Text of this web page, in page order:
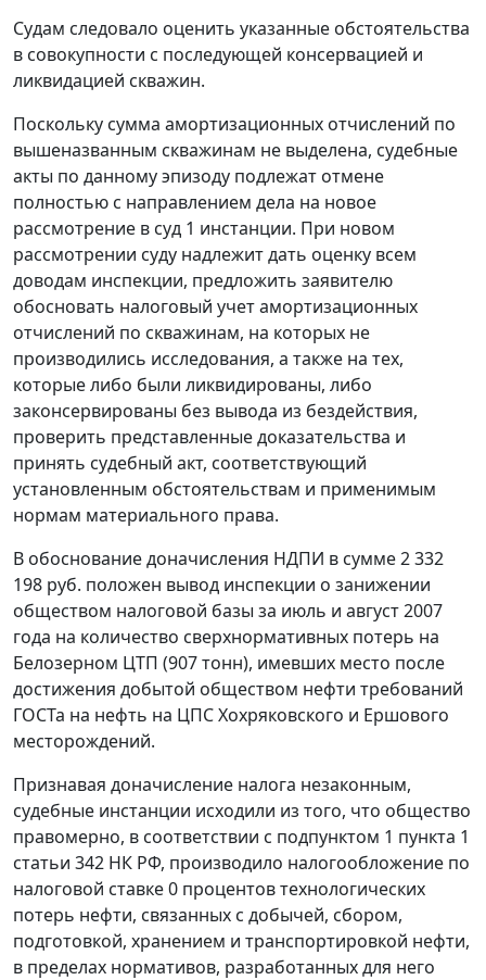
Судам следовало оценить указанные обстоятельства
в совокупности с последующей консервацией и
ликвидацией скважин.
Поскольку сумма амортизационных отчислений по
вышеназванным скважинам не выделена, судебные
акты по данному эпизоду подлежат отмене
полностью с направлением дела на новое
рассмотрение в суд 1 инстанции. При новом
рассмотрении суду надлежит дать оценку всем
доводам инспекции, предложить заявителю
обосновать налоговый учет амортизационных
отчислений по скважинам, на которых не
производились исследования, а также на тех,
которые либо были ликвидированы, либо
законсервированы без вывода из бездействия,
проверить представленные доказательства и
принять судебный акт, соответствующий
установленным обстоятельствам и применимым
нормам материального права.
В обоснование доначисления НДПИ в сумме 2 332
198 руб. положен вывод инспекции о занижении
обществом налоговой базы за июль и август 2007
года на количество сверхнормативных потерь на
Белозерном ЦТП (907 тонн), имевших место после
достижения добытой обществом нефти требований
ГОСТа на нефть на ЦПС Хохряковского и Ершового
месторождений.
Признавая доначисление налога незаконным,
судебные инстанции исходили из того, что общество
правомерно, в соответствии с подпунктом 1 пункта 1
статьи 342 НК РФ, производило налогообложение по
налоговой ставке 0 процентов технологических
потерь нефти, связанных с добычей, сбором,
подготовкой, хранением и транспортировкой нефти,
в пределах нормативов, разработанных для него